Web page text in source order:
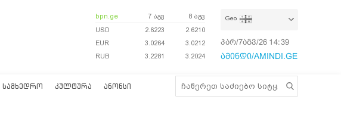
bpn.ge 7 აგვ
8 აგვ
USD
2.6223
2.6210
EUR
3.0264
3.0212
RUB
3.2281 3.2024
Geo
პარ/7აგვ/26 14:39:39
ამინდი/AMINDI.GE
ᲡᲐᲛᲮᲔᲓᲠᲝ ᲙᲣᲚᲢᲣᲠᲐ ᲐᲜᲝᲜᲡᲘ